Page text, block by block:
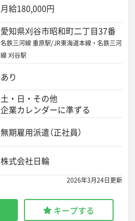
月給180,000円
愛知県刈谷市昭和町二丁目37番
名鉄三河線 重原駅/JR東海道本線・名鉄三河
線 刈谷駅
あり
土・日・その他
企業カレンダーに準ずる
無期雇用派遣（正社員）
株式会社日輪
2026年3月24日更新
キープする